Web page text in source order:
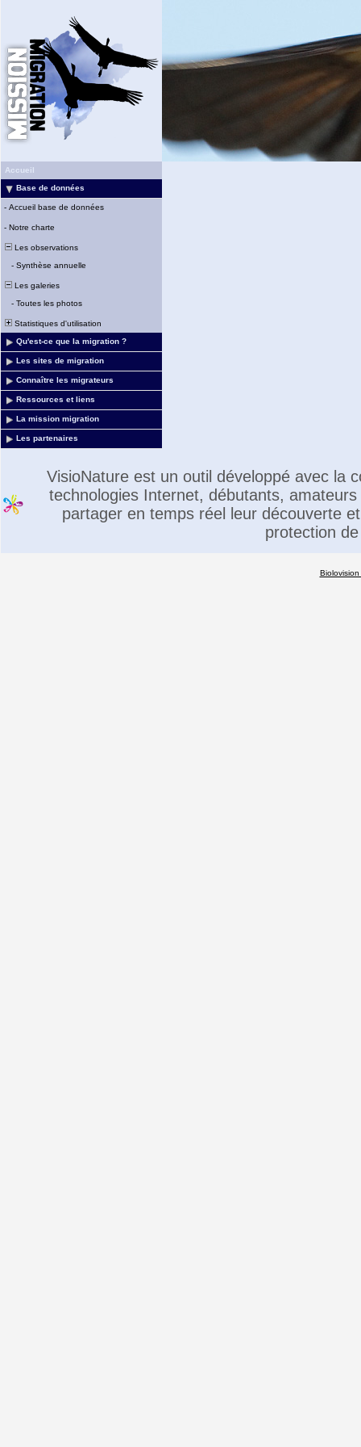
Accueil
Base de données
- Accueil base de données
- Notre charte
Les observations
- Synthèse annuelle
Les galeries
- Toutes les photos
Statistiques d'utilisation
Qu'est-ce que la migration ?
Les sites de migration
Connaître les migrateurs
Ressources et liens
La mission migration
Les partenaires
VisioNature est un outil développé avec la
technologies Internet, débutants,
partager en temps réel leur découverte
protection
Biolovision